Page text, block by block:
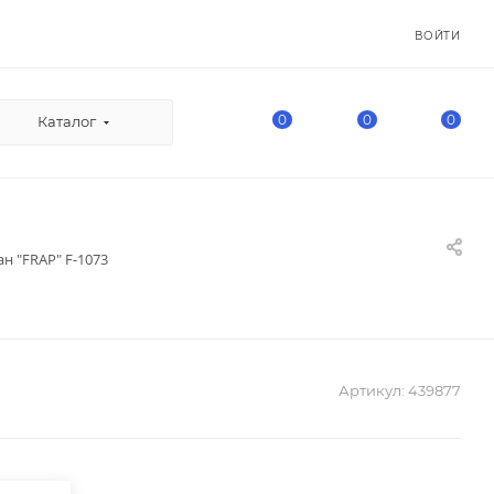
ВОЙТИ
Каталог 0 0 0
"FRAP" F-1073
Артикул: 439877